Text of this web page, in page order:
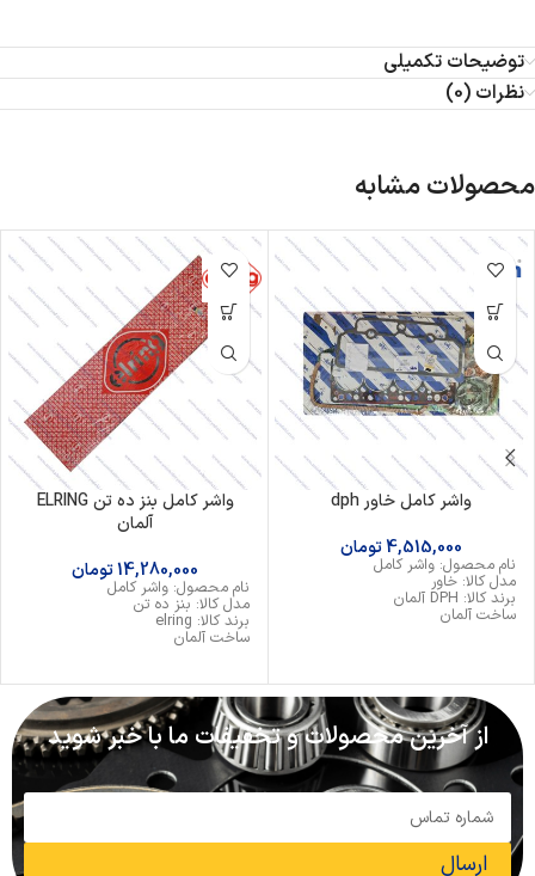
توضیحات تکمیلی
نظرات (0)
محصولات مشابه
واشر کامل خاور dph
4,515,000تومان
نام محصول: واشر کامل
مدل کالا: خاور
برند کالا: DPH آلمان
ساخت آلمان
واشر کامل بنز ده تن ELRING
آلمان
14,280,000تومان
نام محصول: واشر کامل
مدل کالا: بنز ده تن
برند کالا: elring
ساخت آلمان
از آخرین محصولات و تخفیفات ما با خبر شوید
ارسال